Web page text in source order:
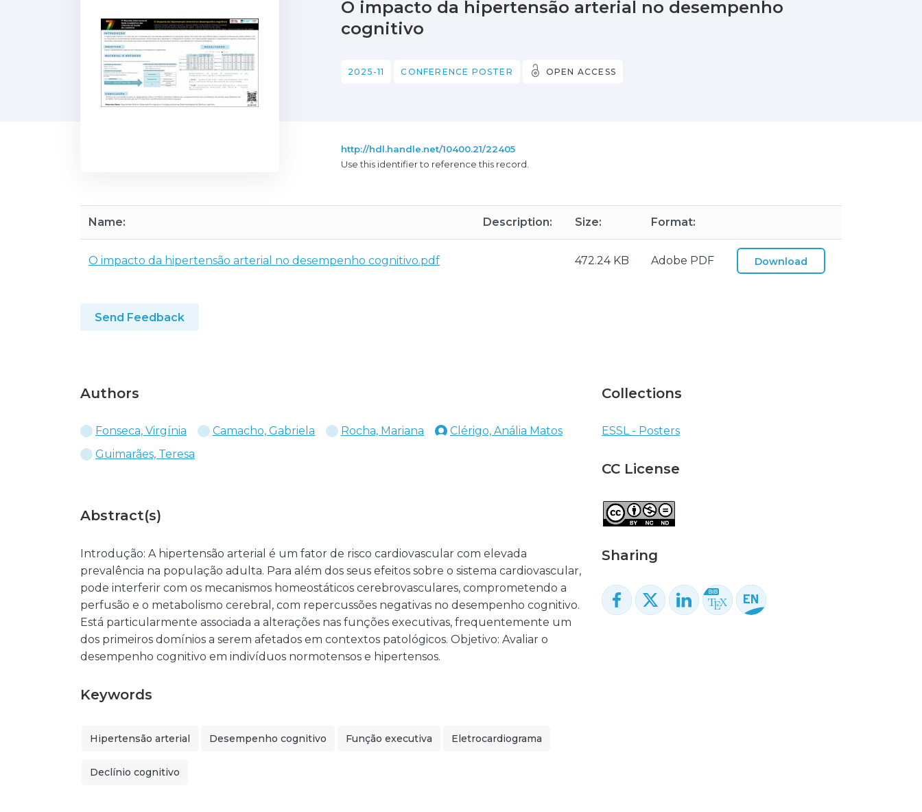
O impacto da hipertensão arterial no desempenho
cognitivo
2025-11 CONFERENCE POSTER OPEN ACCESS
http://hdl.handle.net/10400.21/22405
Use this identifier to reference this record.
Name: Description: Size: Format:
O impacto da hipertensão arterial no desempenho cognitivo.pdf 472.24 KB Adobe PDF Download
Send Feedback
Authors
Fonseca, Virgínia Camacho, Gabriela Rocha, Mariana
Clérigo, Anália Matos
Guimarães, Teresa
Abstract(s)
Introdução: A hipertensão arterial é um fator de risco cardiovascular com elevada
prevalência na população adulta. Para além dos seus efeitos sobre o sistema cardiovascular,
pode interferir com os mecanismos homeostáticos cerebrovasculares, comprometendo a
perfusão e o metabolismo cerebral, com repercussões negativas no desempenho cognitivo.
Está particularmente associada a alterações nas funções executivas, frequentemente um
dos primeiros domínios a serem afetados em contextos patológicos. Objetivo: Avaliar o
desempenho cognitivo em indivíduos normotensos e hipertensos.
Keywords
Hipertensão arterial Desempenho cognitivo Função executiva Eletrocardiograma
Declínio cognitivo
Collections
ESSL - Posters
CC License
Sharing